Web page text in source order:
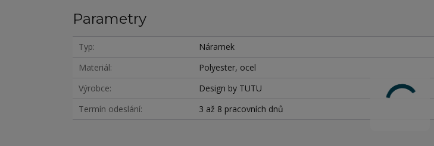
Parametry
Typ
Náramek
Materiál
Polyester, ocel
Výrobce
Design by TUTU
Termín odeslání
3 až 8 pracovních dnů